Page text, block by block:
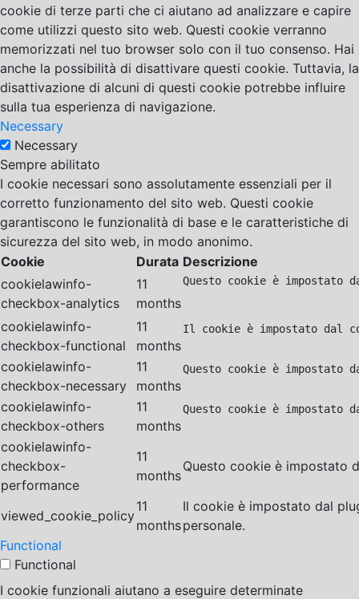
cookie di terze parti che ci aiutano ad analizzare e capire
come utilizzi questo sito web. Questi cookie verranno
memorizzati nel tuo browser solo con il tuo consenso. Hai
anche la possibilità di disattivare questi cookie. Tuttavia, la
disattivazione di alcuni di questi cookie potrebbe influire
sulla tua esperienza di navigazione.
Necessary
Necessary
Sempre abilitato
I cookie necessari sono assolutamente essenziali per il
corretto funzionamento del sito web. Questi cookie
garantiscono le funzionalità di base e le caratteristiche di
sicurezza del sito web, in modo anonimo.
Cookie
Durata Descrizione
cookielawinfo-
checkbox-analytics
11
months
Questo cookie è
cookielawinfo-
checkbox-functional
11
months
Il cookie è impostato dal
cookielawinfo-
checkbox-necessary
11
months
Questo cookie è impostato
cookielawinfo-
checkbox-others
11
months
Questo cookie è
cookielawinfo-
checkbox-
performance
11
months
Questo cookie è impostato
viewed_cookie_policy
11
months
Il cookie è impostato dal
personale.
Functional
Functional
I cookie funzionali aiutano a eseguire determinate